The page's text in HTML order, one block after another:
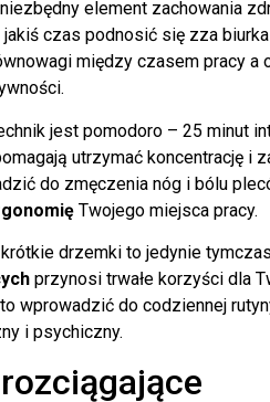
element zachowania
jakiś czas podnosić się zza
między czasem pracy
jest pomodoro – 25 minut
utrzymać koncentrację i
do zmęczenia nóg i bólu
Twojego miejsca pracy.
drzemki to jedynie
przynosi trwałe korzyści dla
wprowadzić do codziennej
i psychiczny.